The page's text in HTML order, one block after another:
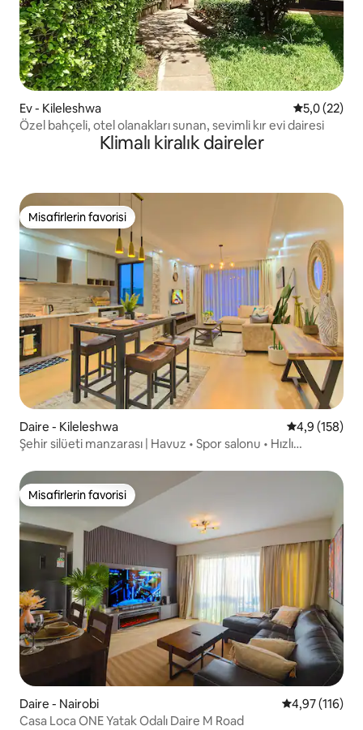
Ev - Kileleshwa 5 üzerinden
5,0 (22)
Özel bahçeli, otel olanakları sunan, sevimli kır evi dairesi
Klimalı kiralık daireler
Misafirlerin favorisi
Misafirlerin favorisi
Daire - Kileleshwa 5 üzerinden
4,9 (158)
Şehir silüeti manzarası | Havuz • Spor salonu • Hızlı
Misafirlerin favorisi
Misafirlerin favorisi
Daire - Nairobi 5 üzerinden
4,97 (116)
Casa Loca ONE Yatak Odalı Daire M Road